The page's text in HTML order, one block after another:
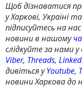
Щоб дізнаватися
у Харкові, Україні
підписуйтесь на
новини в нашому
слідкуйте за нами
Viber, Threads,
дивіться уYoutube,
новини Харкова до